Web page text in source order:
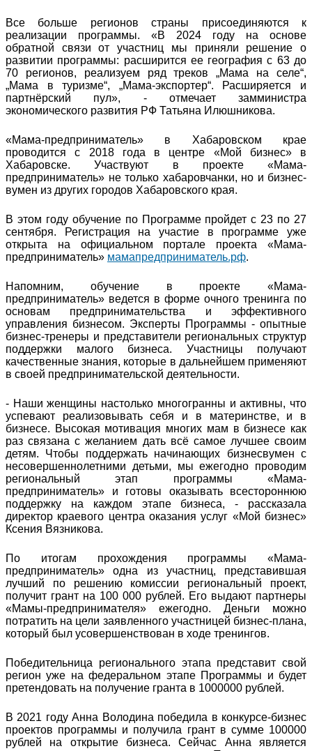
Все больше регионов страны присоединяются к
реализации программы. «В 2024 году на основе
обратной связи от участниц мы приняли решение о
развитии программы: расширится ее география с 63 до
70 регионов, реализуем ряд треков „Мама на селе“,
„Мама в туризме“, „Мама-экспортер“. Расширяется и
партнёрский пул», - отмечает замминистра
экономического развития РФ Татьяна Илюшникова.
«Мама-предприниматель» в Хабаровском крае
проводится с 2018 года в центре «Мой бизнес» в
Хабаровске. Участвуют в проекте «Мама-
предприниматель» не только хабаровчанки, но и бизнес-
вумен из других городов Хабаровского края.
В этом году обучение по Программе пройдет с 23 по 27
сентября. Регистрация на участие в программе уже
открыта на официальном портале проекта «Мама-
предприниматель» мамапредприниматель.рф.
Напомним, обучение в проекте «Мама-
предприниматель» ведется в форме очного тренинга по
основам предпринимательства и эффективного
управления бизнесом. Эксперты Программы - опытные
бизнес-тренеры и представители региональных структур
поддержки малого бизнеса. Участницы получают
качественные знания, которые в дальнейшем применяют
в своей предпринимательской деятельности.
- Наши женщины настолько многогранны и активны, что
успевают реализовывать себя и в материнстве, и в
бизнесе. Высокая мотивация многих мам в бизнесе как
раз связана с желанием дать всё самое лучшее своим
детям. Чтобы поддержать начинающих бизнесвумен с
несовершеннолетними детьми, мы ежегодно проводим
региональный этап программы «Мама-
предприниматель» и готовы оказывать всестороннюю
поддержку на каждом этапе бизнеса, - рассказала
директор краевого центра оказания услуг «Мой бизнес»
Ксения Вязникова.
По итогам прохождения программы «Мама-
предприниматель» одна из участниц, представившая
лучший по решению комиссии региональный проект,
получит грант на 100 000 рублей. Его выдают партнеры
«Мамы-предпринимателя» ежегодно. Деньги можно
потратить на цели заявленного участницей бизнес-плана,
который был усовершенствован в ходе тренингов.
Победительница регионального этапа представит свой
регион уже на федеральном этапе Программы и будет
претендовать на получение гранта в 1000000 рублей.
В 2021 году Анна Володина победила в конкурсе-бизнес
проектов программы и получила грант в сумме 100000
рублей на открытие бизнеса. Сейчас Анна является